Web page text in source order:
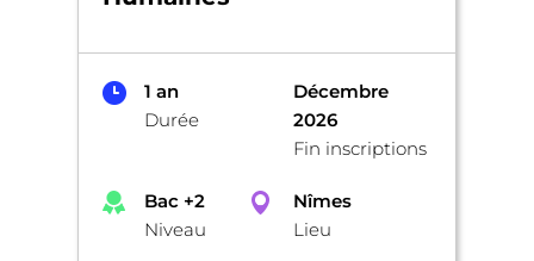
1 an
Durée
Décembre
2026
Fin inscriptions
Bac +2
Niveau
Nîmes
Lieu